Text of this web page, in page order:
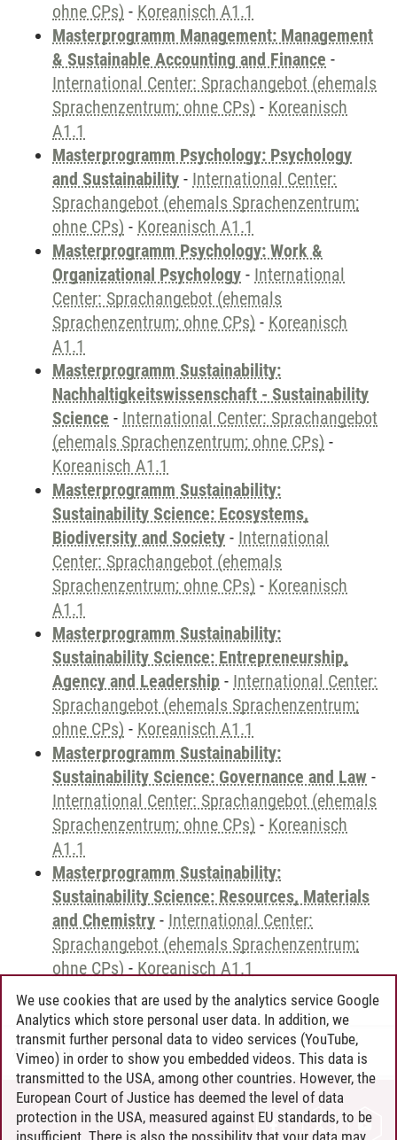
ohne CPs) - Koreanisch A1.1
Masterprogramm Management: Management
& Sustainable Accounting and Finance -
International Center: Sprachangebot (ehemals
Sprachenzentrum; ohne CPs) - Koreanisch
A1.1
Masterprogramm Psychology: Psychology
and Sustainability - International Center:
Sprachangebot (ehemals Sprachenzentrum;
ohne CPs) - Koreanisch A1.1
Masterprogramm Psychology: Work &
Organizational Psychology - International
Center: Sprachangebot (ehemals
Sprachenzentrum; ohne CPs) - Koreanisch
A1.1
Masterprogramm Sustainability:
Nachhaltigkeitswissenschaft - Sustainability
Science - International Center: Sprachangebot
(ehemals Sprachenzentrum; ohne CPs) -
Koreanisch A1.1
Masterprogramm Sustainability:
Sustainability Science: Ecosystems,
Biodiversity and Society - International
Center: Sprachangebot (ehemals
Sprachenzentrum; ohne CPs) - Koreanisch
A1.1
Masterprogramm Sustainability:
Sustainability Science: Entrepreneurship,
Agency and Leadership - International Center:
Sprachangebot (ehemals Sprachenzentrum;
ohne CPs) - Koreanisch A1.1
Masterprogramm Sustainability:
Sustainability Science: Governance and Law -
International Center: Sprachangebot (ehemals
Sprachenzentrum; ohne CPs) - Koreanisch
A1.1
Masterprogramm Sustainability:
Sustainability Science: Resources, Materials
and Chemistry - International Center:
Sprachangebot (ehemals Sprachenzentrum;
ohne CPs) - Koreanisch A1.1
Andreea Tribel 30.06.2024
CONTACT
We use cookies that are used by the analytics service Google
Analytics which store personal user data. In addition, we
transmit further personal data to video services (YouTube,
Vimeo) in order to show you embedded videos. This data is
transmitted to the USA, among other countries. However, the
European Court of Justice has deemed the level of data
protection in the USA, measured against EU standards, to be
insufficient. There is also the possibility that your data may